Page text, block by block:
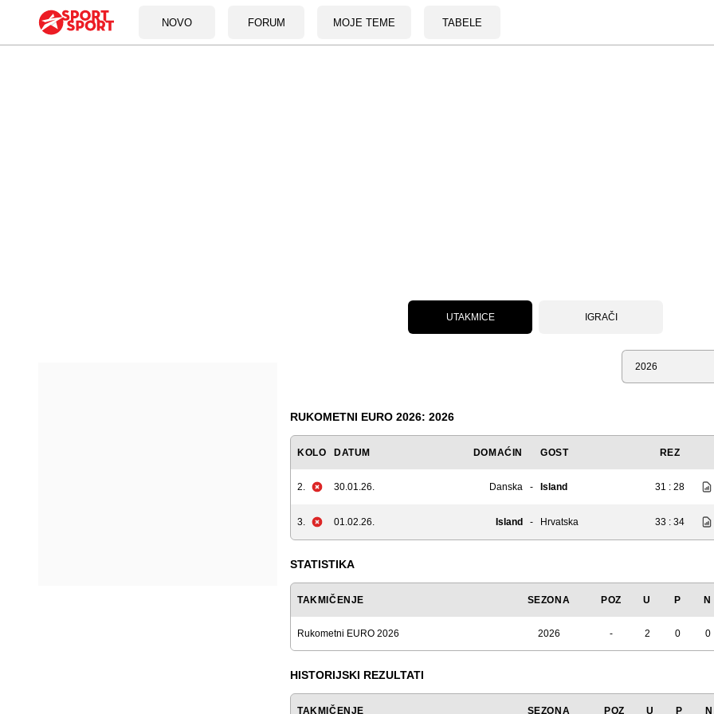
NOVO FORUM MOJE TEME TABELE
UTAKMICE IGRAČI
Sezona
RUKOMETNI EURO 2026: 2026
KOLO DATUM DOMAĆIN GOST REZ
2. 30.01.26. Danska - Island 31 : 28
3. 01.02.26. Island - Hrvatska 33 : 34
STATISTIKA
TAKMIČENJE SEZONA POZ U P N
Rukometni EURO 2026 2026 - 2 0 0
HISTORIJSKI REZULTATI
TAKMIČENJE SEZONA POZ U P N